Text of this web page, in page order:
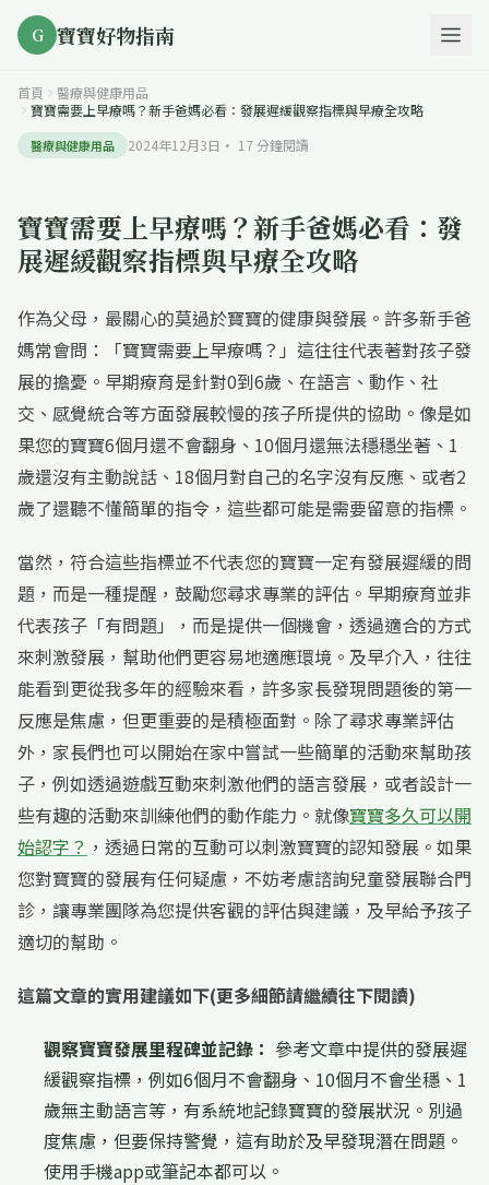
G 寶寶好物指南
首頁
醫療與健康用品
寶寶需要上早療嗎？新手爸媽必看：發展遲緩觀察指標與早療全攻略
醫療與健康用品 2024年12月3日 · 17 分鐘閱讀
寶寶需要上早療嗎？新手爸媽必看：發
展遲緩觀察指標與早療全攻略
作為父母，最關心的莫過於寶寶的健康與發展。許多新手爸
媽常會問：「寶寶需要上早療嗎？」這往往代表著對孩子發
展的擔憂。早期療育是針對0到6歲、在語言、動作、社
交、感覺統合等方面發展較慢的孩子所提供的協助。像是如
果您的寶寶6個月還不會翻身、10個月還無法穩穩坐著、1
歲還沒有主動說話、18個月對自己的名字沒有反應、或者2
歲了還聽不懂簡單的指令，這些都可能是需要留意的指標。
當然，符合這些指標並不代表您的寶寶一定有發展遲緩的問
題，而是一種提醒，鼓勵您尋求專業的評估。早期療育並非
代表孩子「有問題」，而是提供一個機會，透過適合的方式
來刺激發展，幫助他們更容易地適應環境。及早介入，往往
能看到更從我多年的經驗來看，許多家長發現問題後的第一
反應是焦慮，但更重要的是積極面對。除了尋求專業評估
外，家長們也可以開始在家中嘗試一些簡單的活動來幫助孩
子，例如透過遊戲互動來刺激他們的語言發展，或者設計一
些有趣的活動來訓練他們的動作能力。就像寶寶多久可以開
始認字？ ，透過日常的互動可以刺激寶寶的認知發展。如果
您對寶寶的發展有任何疑慮，不妨考慮諮詢兒童發展聯合門
診，讓專業團隊為您提供客觀的評估與建議，及早給予孩子
適切的幫助。
這篇文章的實用建議如下(更多細節請繼續往下閱讀)
觀察寶寶發展里程碑並記錄： 參考文章中提供的發展遲
緩觀察指標，例如6個月不會翻身、10個月不會坐穩、1
歲無主動語言等，有系統地記錄寶寶的發展狀況。別過
度焦慮，但要保持警覺，這有助於及早發現潛在問題。
使用手機app或筆記本都可以。